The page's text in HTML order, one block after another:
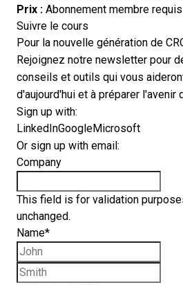
Prix : Abonnement membre requis
Suivre le cours
Pour la nouvelle génération de
Rejoignez notre newsletter pour
conseils et outils qui vous
d'aujourd'hui et à préparer l'avenir
Sign up with:
LinkedInGoogleMicrosoft
Or sign up with email:
Company
This field is for validation
unchanged.
Name*